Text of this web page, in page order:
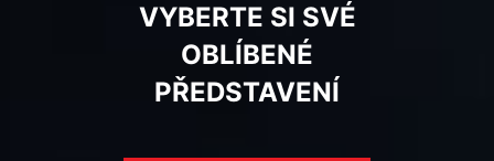
VYBERTE SI SVÉ
OBLÍBENÉ
PŘEDSTAVENÍ